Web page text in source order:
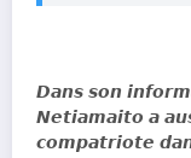
𝘿𝙖𝙣𝙨 𝙨𝙤𝙣
𝙉𝙚𝙩𝙞𝙖𝙢𝙖𝙞𝙩𝙤 𝙖
𝙘𝙤𝙢𝙥𝙖𝙩𝙧𝙞𝙤𝙩𝙚